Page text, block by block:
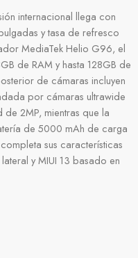
internacional llega con
y tasa de refresco
MediaTek Helio G96, el
de RAM y hasta 128GB de
de cámaras incluyen
por cámaras ultrawide
2MP, mientras que la
de 5000 mAh de carga
sus características
y MIUI 13 basado en